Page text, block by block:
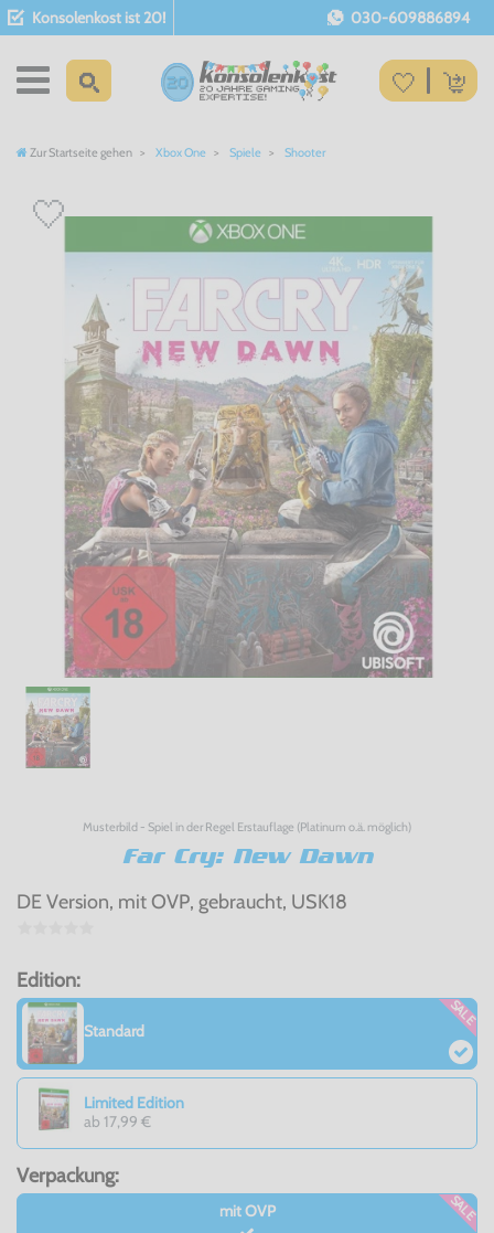
Konsolenkost ist 20! 030-609886894
Zur Startseite gehen Xbox One Spiele Shooter
Musterbild - Spiel in der Regel Erstauflage (Platinum o.ä. möglich)
Far Cry: New Dawn
DE Version, mit OVP, gebraucht, USK18
Edition:
Standard
SALE
Limited Edition
ab 17,99 €
Verpackung:
mit OVP SALE